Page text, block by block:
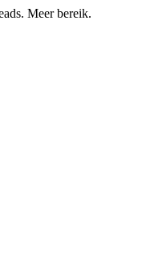
Meer bereik.